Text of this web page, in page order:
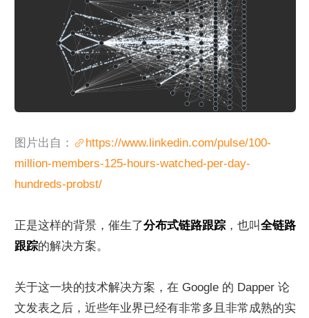
图片出自：
https://www.linkedin.com/pulse/100-
million-members-125-hours-watched-per-day-
hundreds-probst/
正是这样的背景，催生了分布式链路跟踪 ，也叫全链路
跟踪的解决方案。
关于这一块的技术解决方案，在 Google 的 Dapper 论
文发表之后，近些年业界已经有非常多且非常成熟的实